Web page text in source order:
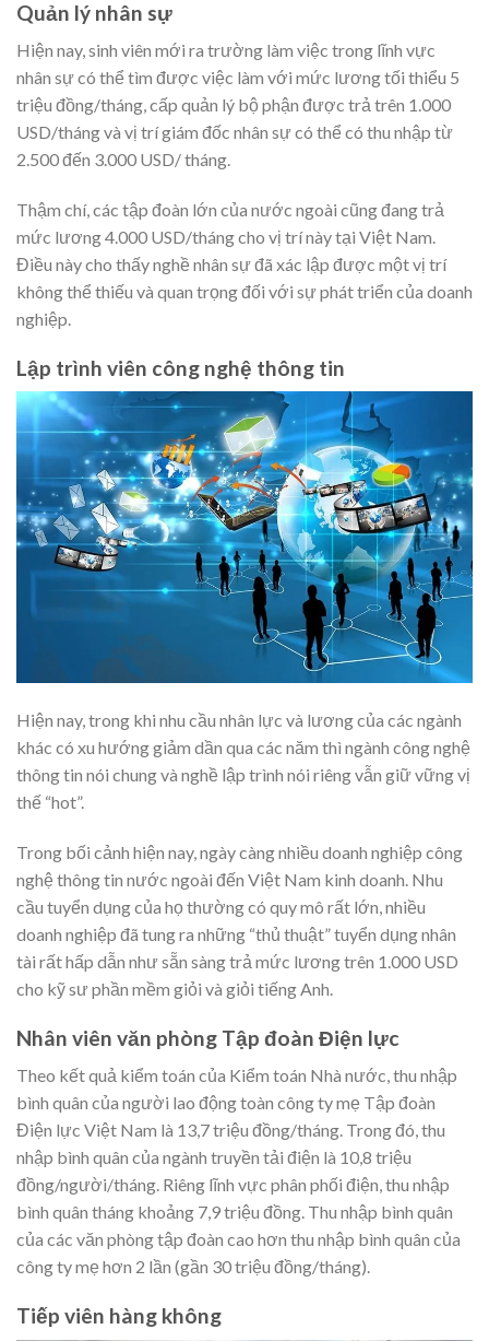
Quản lý nhân sự
Hiện nay, sinh viên mới ra trường làm việc trong lĩnh vực
nhân sự có thể tìm được việc làm với mức lương tối thiểu 5
triệu đồng/tháng, cấp quản lý bộ phận được trả trên 1.000
USD/tháng và vị trí giám đốc nhân sự có thể có thu nhập từ
2.500 đến 3.000 USD/ tháng.
Thậm chí, các tập đoàn lớn của nước ngoài cũng đang trả
mức lương 4.000 USD/tháng cho vị trí này tại Việt Nam.
Điều này cho thấy nghề nhân sự đã xác lập được một vị trí
không thể thiếu và quan trọng đối với sự phát triển của doanh
nghiệp.
Lập trình viên công nghệ thông tin
Hiện nay, trong khi nhu cầu nhân lực và lương của các ngành
khác có xu hướng giảm dần qua các năm thì ngành công nghệ
thông tin nói chung và nghề lập trình nói riêng vẫn giữ vững vị
thế “hot”.
Trong bối cảnh hiện nay, ngày càng nhiều doanh nghiệp công
nghệ thông tin nước ngoài đến Việt Nam kinh doanh. Nhu
cầu tuyển dụng của họ thường có quy mô rất lớn, nhiều
doanh nghiệp đã tung ra những “thủ thuật” tuyển dụng nhân
tài rất hấp dẫn như sẵn sàng trả mức lương trên 1.000 USD
cho kỹ sư phần mềm giỏi và giỏi tiếng Anh.
Nhân viên văn phòng Tập đoàn Điện lực
Theo kết quả kiểm toán của Kiểm toán Nhà nước, thu nhập
bình quân của người lao động toàn công ty mẹ Tập đoàn
Điện lực Việt Nam là 13,7 triệu đồng/tháng. Trong đó, thu
nhập bình quân của ngành truyền tải điện là 10,8 triệu
đồng/người/tháng. Riêng lĩnh vực phân phối điện, thu nhập
bình quân tháng khoảng 7,9 triệu đồng. Thu nhập bình quân
của các văn phòng tập đoàn cao hơn thu nhập bình quân của
công ty mẹ hơn 2 lần (gần 30 triệu đồng/tháng).
Tiếp viên hàng không